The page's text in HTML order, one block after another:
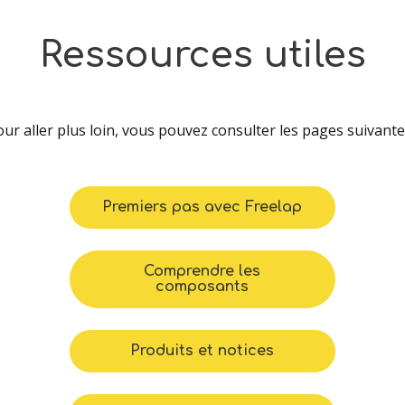
Ressources utiles
aller plus loin, vous pouvez consulter les pages
Premiers pas avec Freelap
Comprendre les
composants
Produits et notices